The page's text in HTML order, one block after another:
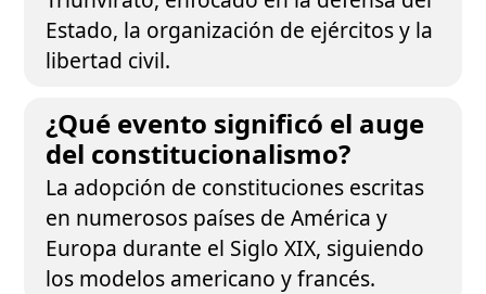
Estado, la organización de ejércitos y la
libertad civil.
¿Qué evento significó el auge
del constitucionalismo?
La adopción de constituciones escritas
en numerosos países de América y
Europa durante el Siglo XIX, siguiendo
los modelos americano y francés.